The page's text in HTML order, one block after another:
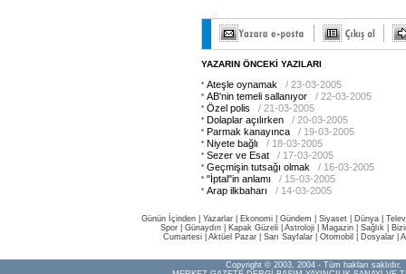
YAZARIN ÖNCEKİ YAZILARI
Ateşle oynamak
/ 23-03-2005
AB'nin temeli sallanıyor
/ 22-03-2005
Özel polis
/ 21-03-2005
Dolaplar açılırken
/ 20-03-2005
Parmak kanayınca
/ 19-03-2005
Niyete bağlı
/ 18-03-2005
Sezer ve Esat
/ 17-03-2005
Geçmişin tutsağı olmak
/ 16-03-2005
"İptal"in anlamı
/ 15-03-2005
Arap ilkbaharı
/ 14-03-2005
Günün İçinden Yazarlar Ekonomi Gündem Siyaset Dünya |
Spor
Günaydın Kapak Güzeli Astroloji Magazin Sağlık
Cumartesi| Aktüel Pazar| Sarı Sayfalar| Otomobil Dosyalar|
Copyright © 2003, 2004 - Tüm hakları saklıdır.